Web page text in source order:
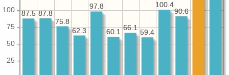
25
50
75
100 90.6
100.4
59.4
66.1
60.1
97.8
62.3
75.8
87.8
87.5 90.6
100.4
59.4
66.1
60.1
97.8
62.3
75.8
87.8
87.5